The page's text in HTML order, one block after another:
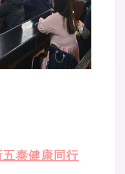
泰健康同行